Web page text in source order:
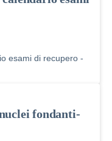
esami di recupero -
fondanti-